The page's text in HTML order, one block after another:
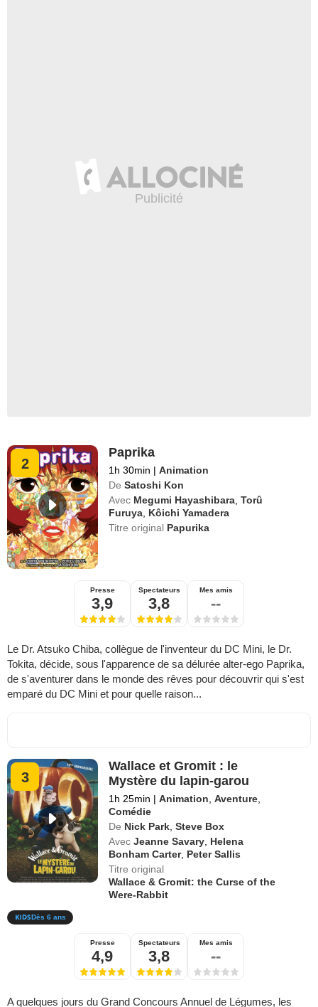
2
Paprika
1h 30min | Animation
De Satoshi Kon
Avec Megumi Hayashibara ,Torû
Furuya Kôichi Yamadera
Titre original Papurika
Presse
3,9
Spectateurs
3,8
Mes amis
--
Le Dr. Atsuko Chiba, collègue de l'inventeur du DC Mini, le Dr.
Tokita, décide, sous l'apparence de sa délurée alter-ego Paprika,
de s'aventurer dans le monde des rêves pour découvrir qui s'est
emparé du DC Mini et pour quelle raison...
3
Wallace et Gromit : le
Mystère du lapin-garou
1h 25min | Animation ,Aventure
Comédie
De Nick Park ,Steve Box
Avec Jeanne Savary Helena
Bonham Carter, Peter Sallis
Titre original
Wallace & Gromit: the Curse of the
Were-Rabbit
Dès 6 ans
Presse
4,9
Spectateurs
3,8
Mes amis
--
A quelques jours du Grand Concours Annuel de Légumes, les